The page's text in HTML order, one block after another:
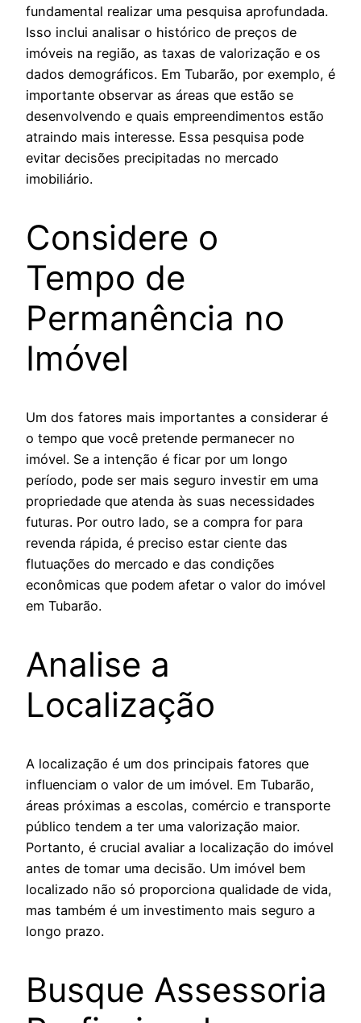
fundamental realizar uma pesquisa aprofundada.
Isso inclui analisar o histórico de preços de
imóveis na região, as taxas de valorização e os
dados demográficos. Em Tubarão, por exemplo, é
importante observar as áreas que estão se
desenvolvendo e quais empreendimentos estão
atraindo mais interesse. Essa pesquisa pode
evitar decisões precipitadas no mercado
imobiliário.
Considere o
Tempo de
Permanência no
Imóvel
Um dos fatores mais importantes a considerar é
o tempo que você pretende permanecer no
imóvel. Se a intenção é ficar por um longo
período, pode ser mais seguro investir em uma
propriedade que atenda às suas necessidades
futuras. Por outro lado, se a compra for para
revenda rápida, é preciso estar ciente das
flutuações do mercado e das condições
econômicas que podem afetar o valor do imóvel
em Tubarão.
Analise a
Localização
A localização é um dos principais fatores que
influenciam o valor de um imóvel. Em Tubarão,
áreas próximas a escolas, comércio e transporte
público tendem a ter uma valorização maior.
Portanto, é crucial avaliar a localização do imóvel
antes de tomar uma decisão. Um imóvel bem
localizado não só proporciona qualidade de vida,
mas também é um investimento mais seguro a
longo prazo.
Busque Assessoria